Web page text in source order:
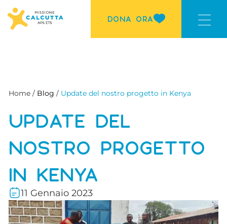
DONA ORA
Home / Blog / Update del nostro progetto in Kenya
UPDATE DEL
NOSTRO PROGETTO
IN KENYA
11 Gennaio 2023